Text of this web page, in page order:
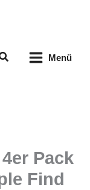
Menü
Pack
Find